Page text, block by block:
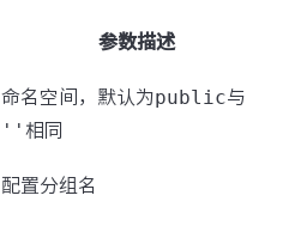
参数描述
命名空间，默认为public与
'' 相同
配置分组名